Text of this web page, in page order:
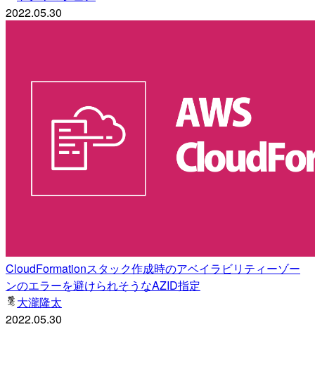
2022.05.30
CloudFormationスタック作成時のアベイラビリティーゾー
ンのエラーを避けられそうなAZID指定
大瀧隆太
2022.05.30